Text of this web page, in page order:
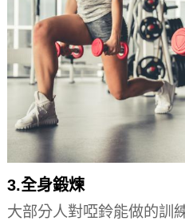
3.全身鍛煉
大部分人對啞鈴能做的訓